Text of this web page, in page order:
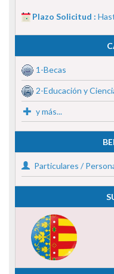
Plazo Solicitud :
1-Becas
2-Educación y
y más...
Particulares /